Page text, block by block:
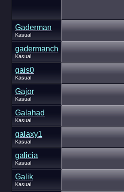
Gaderman
Kasual
gadermanch
Kasual
gais0
Kasual
Gajor
Kasual
Galahad
Kasual
galaxy1
Kasual
galicia
Kasual
Galik
Kasual